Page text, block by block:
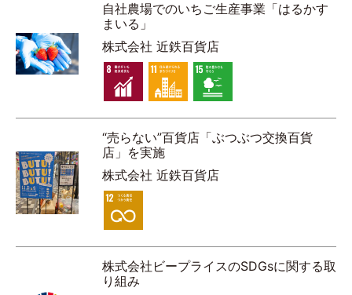
自社農場でのいちご生産事業「はるかす
まいる」
株式会社 近鉄百貨店
“売らない”百貨店「ぶつぶつ交換百貨
店」を実施
株式会社 近鉄百貨店
株式会社ビープライスのSDGsに関する取
り組み